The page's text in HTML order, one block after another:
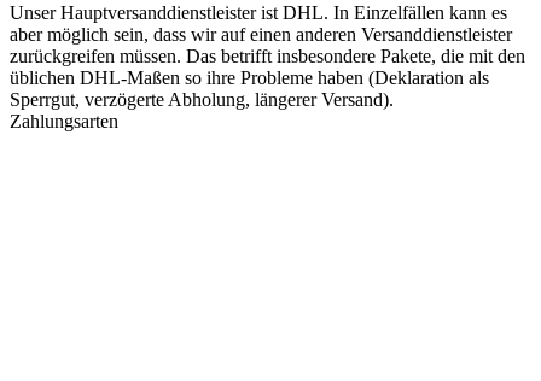
Unser Hauptversanddienstleister ist DHL. In Einzelfällen kann es
aber möglich sein, dass wir auf einen anderen Versanddienstleister
zurückgreifen müssen. Das betrifft insbesondere Pakete, die mit den
üblichen DHL-Maßen so ihre Probleme haben (Deklaration als
Sperrgut, verzögerte Abholung, längerer Versand).
Zahlungsarten